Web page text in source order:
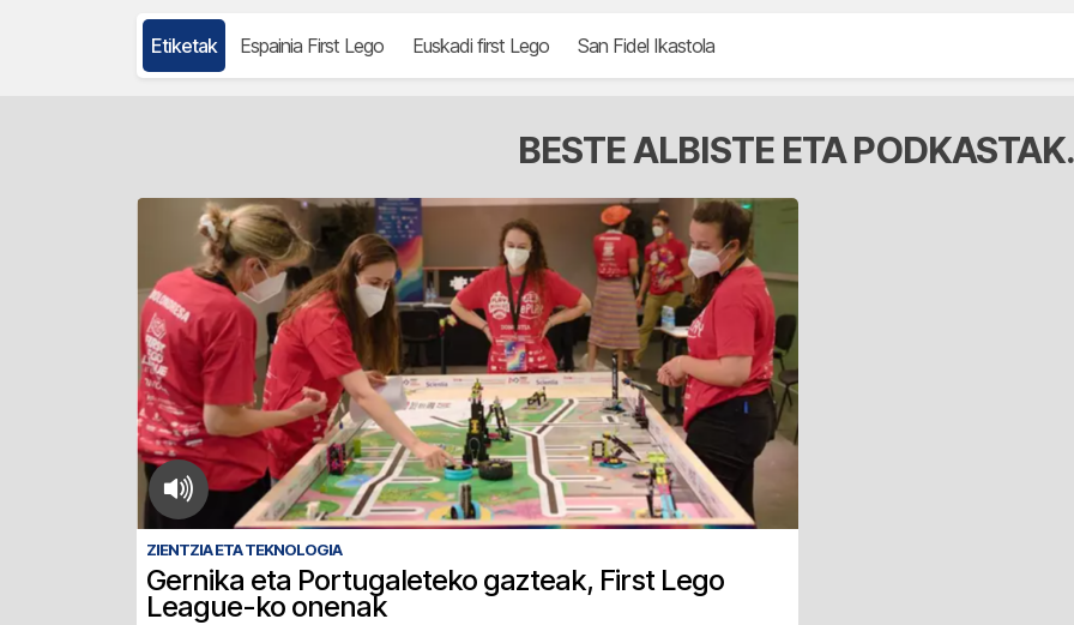
Etiketak Espainia First Lego Euskadi first Lego San Fidel Ikastola
BESTE ALBISTE ETA
ZIENTZIA ETA TEKNOLOGIA
Gernika eta Portugaleteko gazteak, First Lego
League-ko onenak